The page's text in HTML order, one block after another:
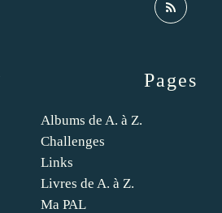
Pages
Albums de A. à Z.
Challenges
Links
Livres de A. à Z.
Ma PAL